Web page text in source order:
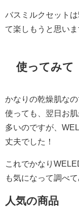
バスミルクセット
て楽しもうと思いま
使ってみて
かなりの乾燥肌な
使っても、翌日お
多いのですが、
丈夫でした！
これでかなり
も気になって調べて
人気の商品